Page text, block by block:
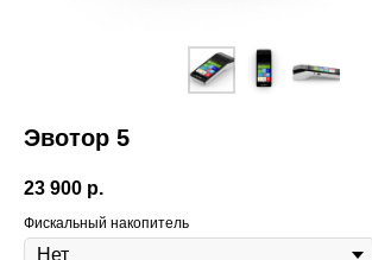
Эвотор 5
23 900 р.
Фискальный накопитель